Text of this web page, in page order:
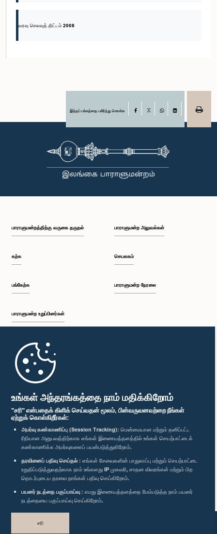
உங்கள் அந்தரங்கத்தை நாம் மதிக்கிறோம்
"சரி" என்பதைக் கிளிக் செய்வதன் மூலம், பின்வருவனவற்றை நீங்கள்
ஏற்றுக் கொள்கிறீர்கள்:
அமர்வு கண்காணிப்பு (Session Tracking): மென்மையான மற்றும் தனிப்பட்ட
ரீதியான அனுபவத்திற்காக எங்கள் இணையத்தளத்தில் உங்கள் செயற்பாட்டைக்
கண்காணிக்க அமர்வுகளைப் பயன்படுத்துகிறோம்.
தரவினைப் பதிவு செய்தல் : எங்கள் சேவைகளின் பாதுகாப்பு மற்றும் செயற்பாட்டை
உறுதிப்படுத்துவதற்காக நாம் உங்களது IP முகவரி, சாதன விவரங்கள் மற்றும் பிற
தொடர்புடைய தரவை நாங்கள் பதிவு செய்கிறோம்.
பயனர் நடத்தை பகுப்பாய்வு : எமது இணையத்தளத்தை மேம்படுத்த நாம் பயனர்
நடத்தையை பகுப்பாய்வு செய்கிறோம்.
சரி
வரவு செலவுத் திட்டம் 2008
இந்தப் பக்கத்தை பகிர்ந்து கொள்க Facebook
பாராளுமன்றத்திற்கு வருகை தருதல்
கற்க
பங்கேற்க
பாராளுமன்ற உறுப்பினர்கள்
முதற்பக்கம்
பாராளுமன்ற அலுவல்கள்
செயலகம்
பாராளுமன்ற நேரலை
பாராளுமன்ற கையடக்க செயலி
எம்மை பின்தொடர்க :
விருதுகள்
தனியுரிமைக் கொள்கை